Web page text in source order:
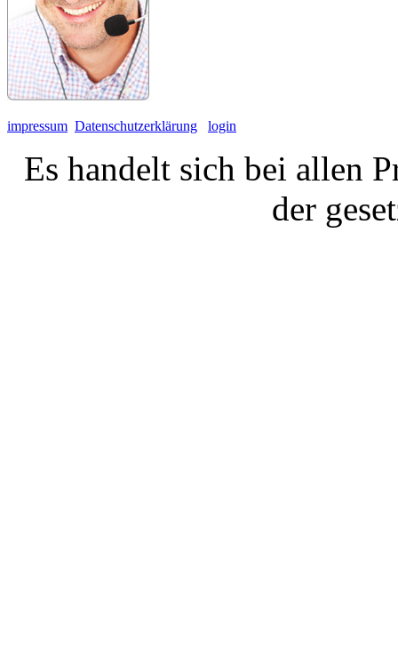
impressum Datenschutzerklärung login
Es handelt sich bei allen
der